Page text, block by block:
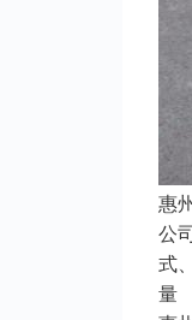
惠
公
式
量